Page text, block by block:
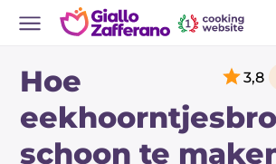
Hoe
schoon te
3,8